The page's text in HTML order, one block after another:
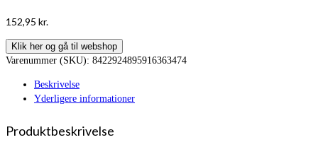
152,95 kr.
Klik her og gå til webshop
Varenummer (SKU): 8422924895916363474
Beskrivelse
Yderligere informationer
Produktbeskrivelse